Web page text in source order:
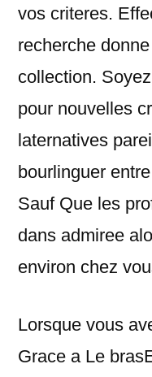
vos criteres.
recherche
collection.
pour nouvelles
laternatives
bourlinguer
Sauf Que les
dans admiree
environ chez
Lorsque vous
Grace a Le